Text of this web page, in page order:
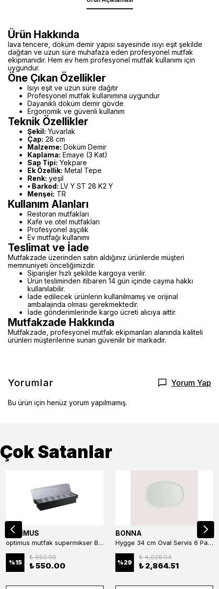
Ürün Hakkında
lava tencere, döküm demir yapısı sayesinde ısıyı eşit şekilde
dağıtan ve uzun süre muhafaza eden profesyonel mutfak
ekipmanıdır. Hem ev hem profesyonel mutfak kullanımı için
uygundur.
Öne Çıkan Özellikler
Isıyı eşit ve uzun süre dağıtır
Profesyonel mutfak kullanımına uygundur
Dayanıklı döküm demir gövde
Ergonomik ve güvenli kullanım
Teknik Özellikler
Şekil: Yuvarlak
Çap: 28 cm
Malzeme: Döküm Demir
Kaplama: Emaye (3 Kat)
Sap Tipi: Yekpare
Ek Özellik: Metal Tepe
Renk: yeşil
• Barkod: LV Y ST 28 K2 Y
Menşei: TR
Kullanım Alanları
Restoran mutfakları
Kafe ve otel mutfakları
Profesyonel aşçılık
Ev mutfağı kullanımı
Teslimat ve İade
Mutfakzade üzerinden satın aldığınız ürünlerde müşteri
memnuniyeti önceliğimizdir.
Siparişler hızlı şekilde kargoya verilir.
Ürün tesliminden itibaren 14 gün içinde cayma hakkı
kullanılabilir.
İade edilecek ürünlerin kullanılmamış ve orijinal
ambalajında olması gerekmektedir.
İade gönderimlerinde kargo ücreti alıcıya aittir.
Mutfakzade Hakkında
Mutfakzade, profesyonel mutfak ekipmanları alanında kaliteli
ürünleri müşterilerine sunan güvenilir bir markadır.
Yorumlar Yorum Yap
Bu ürün için henüz yorum yapılmamış.
Çok Satanlar
OPTİMUS
optimus mutfak supermıkser Bar Konteyner 6'lı 50×16×9 cm Kapaklı Polikarbon Organizer Bar & Kafe
%15
₺ 650.00
₺ 550.00
BONNA
Hygge 34 cm Oval Servis 6 Parça
%29
₺ 4,028.04
₺ 2,864.51